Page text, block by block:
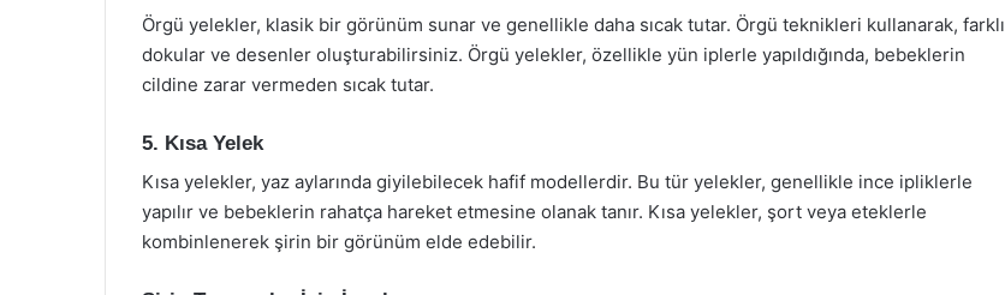
Örgü yelekler, klasik bir görünüm sunar ve genellikle daha sıcak tutar. Örgü teknikleri kullanarak, farklı
dokular ve desenler oluşturabilirsiniz. Örgü yelekler, özellikle yün iplerle yapıldığında, bebeklerin
cildine zarar vermeden sıcak tutar.
5. Kısa Yelek
Kısa yelekler, yaz aylarında giyilebilecek hafif modellerdir. Bu tür yelekler, genellikle ince ipliklerle
yapılır ve bebeklerin rahatça hareket etmesine olanak tanır. Kısa yelekler, şort veya eteklerle
kombinlenerek şirin bir görünüm elde edebilir.